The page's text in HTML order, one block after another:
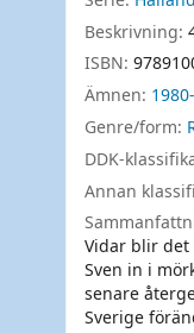
Beskrivning:
ISBN:
Ämnen:
Genre/form:
DDK-
Annan
Vidar blir det
Sven in i
senare
Sverige